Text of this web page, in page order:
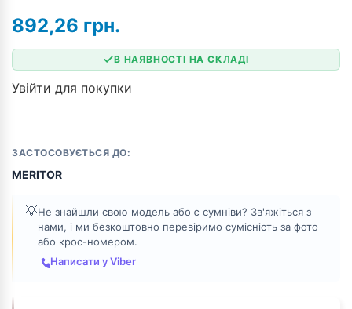
ЗАСТОСОВУЄТЬСЯ ДО:
MERITOR
💡Не знайшли свою модель або є сумніви? Зв'яжіться з
нами, і ми безкоштовно перевіримо сумісність за фото
або крос-номером.
Написати у Viber
892,26 грн.
В НАЯВНОСТІ НА СКЛАДІ
Увійти для покупки